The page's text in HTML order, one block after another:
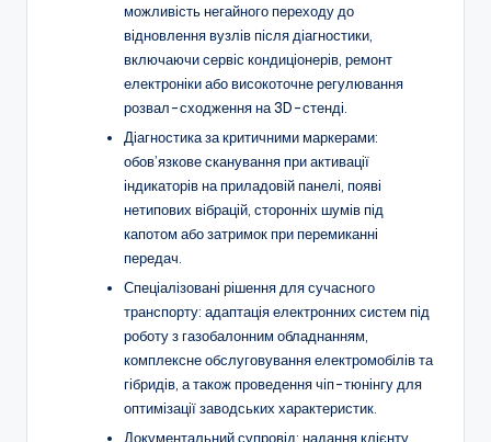
можливість негайного переходу до
відновлення вузлів після діагностики,
включаючи сервіс кондиціонерів, ремонт
електроніки або високоточне регулювання
розвал-сходження на 3D-стенді.
Діагностика за критичними маркерами:
обов’язкове сканування при активації
індикаторів на приладовій панелі, появі
нетипових вібрацій, сторонніх шумів під
капотом або затримок при перемиканні
передач.
Спеціалізовані рішення для сучасного
транспорту: адаптація електронних систем під
роботу з газобалонним обладнанням,
комплексне обслуговування електромобілів та
гібридів, а також проведення чіп-тюнінгу для
оптимізації заводських характеристик.
Документальний супровід: надання клієнту